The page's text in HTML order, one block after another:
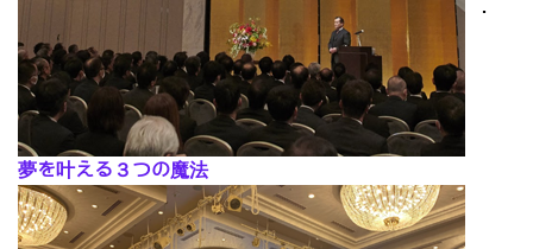
･
夢を叶える３つの魔法